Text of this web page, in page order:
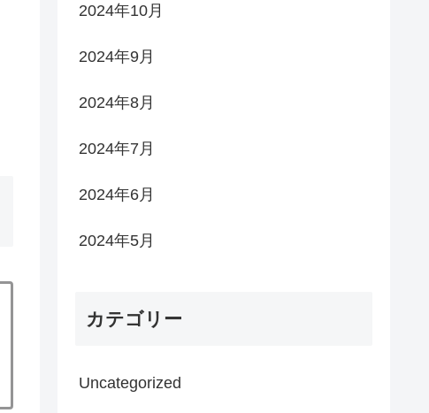
2024年10月
2024年9月
2024年8月
2024年7月
2024年6月
2024年5月
カテゴリー
Uncategorized